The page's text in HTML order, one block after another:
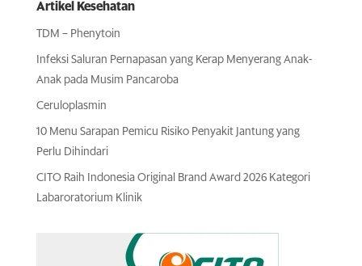
Artikel Kesehatan
TDM – Phenytoin
Infeksi Saluran Pernapasan yang Kerap Menyerang Anak-
Anak pada Musim Pancaroba
Ceruloplasmin
10 Menu Sarapan Pemicu Risiko Penyakit Jantung yang
Perlu Dihindari
CITO Raih Indonesia Original Brand Award 2026 Kategori
Labaroratorium Klinik